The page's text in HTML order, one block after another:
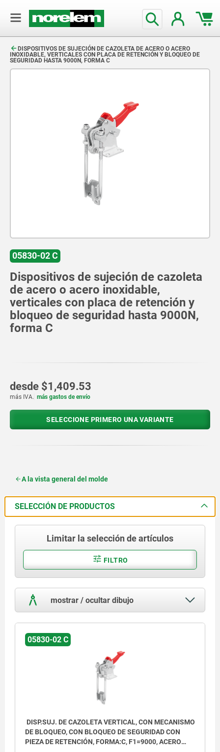
DISPOSITIVOS DE SUJECIÓN DE CAZOLETA DE ACERO O ACERO
INOXIDABLE, VERTICALES CON PLACA DE RETENCIÓN Y BLOQUEO DE
SEGURIDAD HASTA 9000N, FORMA C
05830-02 C
Dispositivos de sujeción de cazoleta
de acero o acero inoxidable,
verticales con placa de retención y
bloqueo de seguridad hasta 9000N,
forma C
desde $1,409.53
más IVA. más gastos de envío
SELECCIONE PRIMERO UNA VARIANTE
A la vista general del molde
SELECCIÓN DE PRODUCTOS
Limitar la selección de artículos
FILTRO
mostrar / ocultar dibujo
05830-02 C
DISP.SUJ. DE CAZOLETA VERTICAL, CON MECANISMO
DE BLOQUEO, CON BLOQUEO DE SEGURIDAD CON
PIEZA DE RETENCIÓN, FORMA:C, F1=9000, ACERO